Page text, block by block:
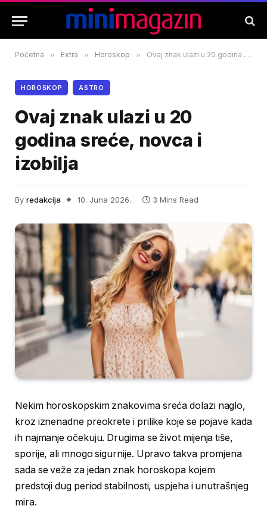
Početna » Extra » Horoskop » Ovaj znak ulazi u 20 godina sreće, novca i izobilja
HOROSKOP ASTRO
Ovaj znak ulazi u 20
godina sreće, novca i
izobilja
By redakcija 10. Juna 2026. 3 Mins Read
Nekim horoskopskim znakovima sreća dolazi naglo,
kroz iznenadne preokrete i prilike koje se pojave kada
ih najmanje očekuju. Drugima se život mijenja tiše,
sporije, ali mnogo sigurnije. Upravo takva promjena
sada se veže za jedan znak horoskopa kojem
predstoji dug period stabilnosti, uspjeha i unutrašnjeg
mira.